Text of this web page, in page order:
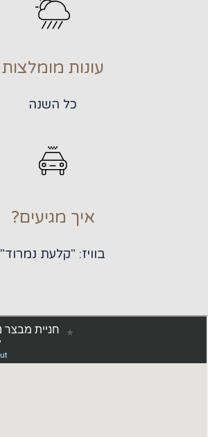
עונות מומלצות
כל השנה
איך מגיעים?
בוויז: "קלעת נמרוד"